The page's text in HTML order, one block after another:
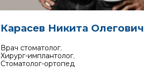
Карасев Никита Олегович
Врач стоматолог,
Хирург-имплантолог,
Стоматолог-ортопед